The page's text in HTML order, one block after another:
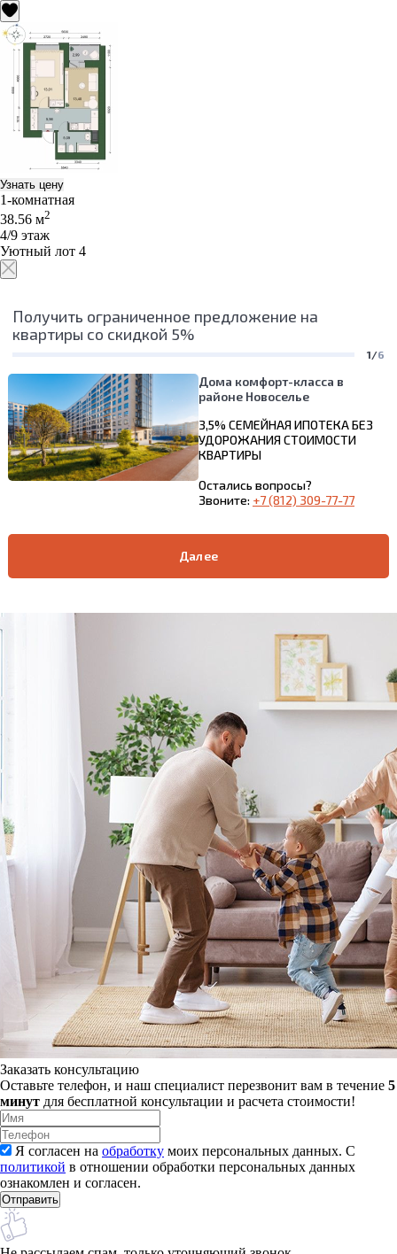
Узнать цену
1-комнатная
38.56 м2
4/9 этаж
Уютный лот 4
Получить ограниченное предложение на
квартиры со скидкой 5%
1/6
Дома комфорт-класса в
районе Новоселье
3,5% СЕМЕЙНАЯ ИПОТЕКА БЕЗ
УДОРОЖАНИЯ СТОИМОСТИ
КВАРТИРЫ
Остались вопросы?
Звоните: +7 (812) 309-77-77
Заказать консультацию
Оставьте телефон, и наш специалист перезвонит вам в течение 5
минут для бесплатной консультации и расчета стоимости!
Я согласен на обработку моих персональных данных. С
политикой в отношении обработки персональных данных
ознакомлен и согласен.